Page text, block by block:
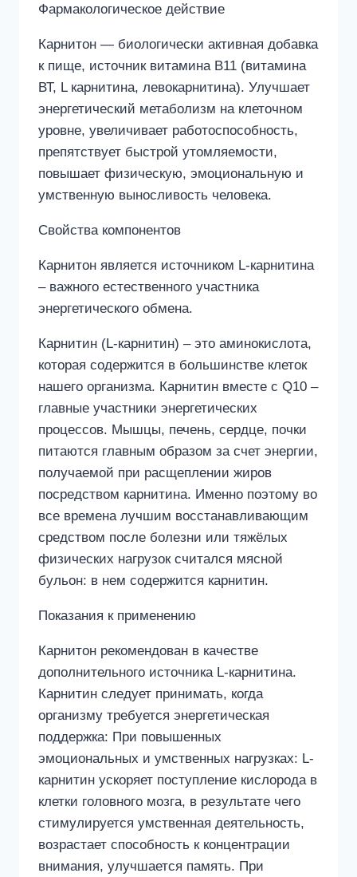
Фармакологическое действие
Карнитон — биологически активная добавка
к пище, источник витамина B11 (витамина
ВТ, L карнитина, левокарнитина). Улучшает
энергетический метаболизм на клеточном
уровне, увеличивает работоспособность,
препятствует быстрой утомляемости,
повышает физическую, эмоциональную и
умственную выносливость человека.
Свойства компонентов
Карнитон является источником L-карнитина
– важного естественного участника
энергетического обмена.
Карнитин (L-карнитин) – это аминокислота,
которая содержится в большинстве клеток
нашего организма. Карнитин вместе с Q10 –
главные участники энергетических
процессов. Мышцы, печень, сердце, почки
питаются главным образом за счет энергии,
получаемой при расщеплении жиров
посредством карнитина. Именно поэтому во
все времена лучшим восстанавливающим
средством после болезни или тяжёлых
физических нагрузок считался мясной
бульон: в нем содержится карнитин.
Показания к применению
Карнитон рекомендован в качестве
дополнительного источника L-карнитина.
Карнитин следует принимать, когда
организму требуется энергетическая
поддержка: При повышенных
эмоциональных и умственных нагрузках: L-
карнитин ускоряет поступление кислорода в
клетки головного мозга, в результате чего
стимулируется умственная деятельность,
возрастает способность к концентрации
внимания, улучшается память. При